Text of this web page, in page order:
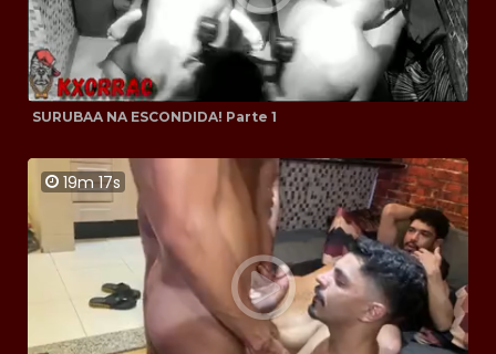
SURUBAA NA ESCONDIDA! Parte 1
19m 17s